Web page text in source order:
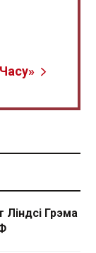
Грэма